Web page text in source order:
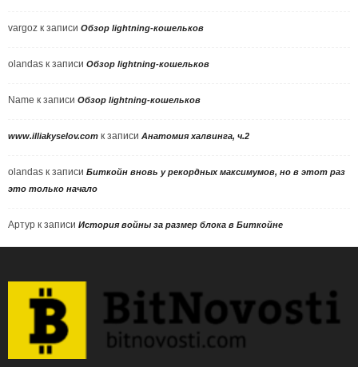
vargoz к записи Обзор lightning-кошельков
olandas к записи Обзор lightning-кошельков
Name к записи Обзор lightning-кошельков
www.illiakyselov.com к записи Анатомия халвинга, ч.2
olandas к записи Биткойн вновь у рекордных максимумов, но в этот раз
это только начало
Артур к записи История войны за размер блока в Биткойне